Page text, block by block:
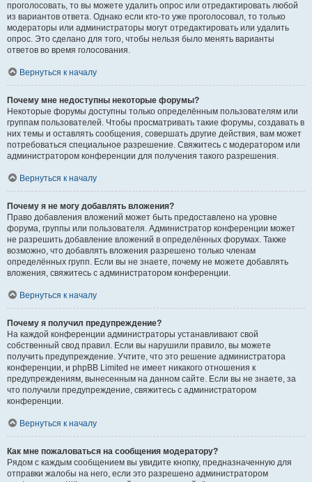
проголосовать, то вы можете удалить опрос или отредактировать любой
из вариантов ответа. Однако если кто-то уже проголосовал, то только
модераторы или администраторы могут отредактировать или удалить
опрос. Это сделано для того, чтобы нельзя было менять варианты
ответов во время голосования.
Вернуться к началу
Почему мне недоступны некоторые форумы?
Некоторые форумы доступны только определённым пользователям или
группам пользователей. Чтобы просматривать такие форумы, создавать в
них темы и оставлять сообщения, совершать другие действия, вам может
потребоваться специальное разрешение. Свяжитесь с модератором или
администратором конференции для получения такого разрешения.
Вернуться к началу
Почему я не могу добавлять вложения?
Право добавления вложений может быть предоставлено на уровне
форума, группы или пользователя. Администратор конференции может
не разрешить добавление вложений в определённых форумах. Также
возможно, что добавлять вложения разрешено только членам
определённых групп. Если вы не знаете, почему не можете добавлять
вложения, свяжитесь с администратором конференции.
Вернуться к началу
Почему я получил предупреждение?
На каждой конференции администраторы устанавливают свой
собственный свод правил. Если вы нарушили правило, вы можете
получить предупреждение. Учтите, что это решение администратора
конференции, и phpBB Limited не имеет никакого отношения к
предупреждениям, вынесенным на данном сайте. Если вы не знаете, за
что получили предупреждение, свяжитесь с администратором
конференции.
Вернуться к началу
Как мне пожаловаться на сообщения модератору?
Рядом с каждым сообщением вы увидите кнопку, предназначенную для
отправки жалобы на него, если это разрешено администратором